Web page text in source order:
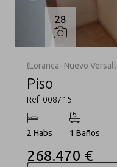
28
Piso
Ref. 008715
2 Habs 1 Baños
268.470 €